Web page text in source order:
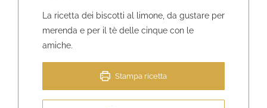
La ricetta dei biscotti al limone, da gustare per
merenda e per il tè delle cinque con le
amiche.
Stampa ricetta